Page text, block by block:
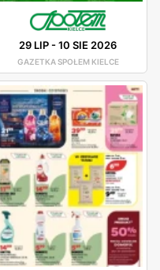
29 LIP-10 SIE 2026
GAZETKA SPOŁEM KIELCE